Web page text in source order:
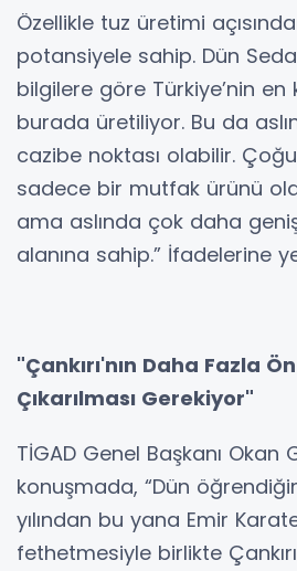
Özellikle tuz üretimi
potansiyele sahip. Dün
bilgilere göre Türkiye’nin en
burada üretiliyor. Bu da
cazibe noktası olabilir.
sadece bir mutfak ürünü
ama aslında çok daha
alanına sahip.” İfadelerine
"Çankırı'nın Daha Fazla
Çıkarılması Gerekiyor"
TİGAD Genel Başkanı Okan
konuşmada, “Dün
yılından bu yana Emir
fethetmesiyle birlikte Çankırı